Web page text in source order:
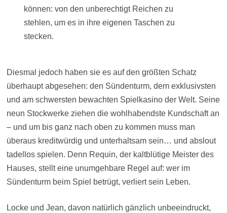
können: von den unberechtigt Reichen zu
stehlen, um es in ihre eigenen Taschen zu
stecken.
Diesmal jedoch haben sie es auf den größten Schatz
überhaupt abgesehen: den Sündenturm, dem exklusivsten
und am schwersten bewachten Spielkasino der Welt. Seine
neun Stockwerke ziehen die wohlhabendste Kundschaft an
– und um bis ganz nach oben zu kommen muss man
überaus kreditwürdig und unterhaltsam sein… und abslout
tadellos spielen. Denn Requin, der kaltblütige Meister des
Hauses, stellt eine unumgehbare Regel auf: wer im
Sündenturm beim Spiel betrügt, verliert sein Leben.
Locke und Jean, davon natürlich gänzlich unbeeindruckt,